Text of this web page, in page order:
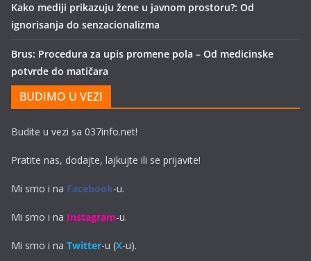
Kako mediji prikazuju žene u javnom prostoru?: Od
ignorisanja do senzacionalizma
Brus: Procedura za upis promene pola – Od medicinske
potvrde do matičara
BUDIMO U VEZI
Budite u vezi sa 037info.net!
Pratite nas, dodajte, lajkujte ili se prijavite!
Mi smo i na Facebook-u.
Mi smo i na Instagram-u.
Mi smo i na Twitter-u (X-u).